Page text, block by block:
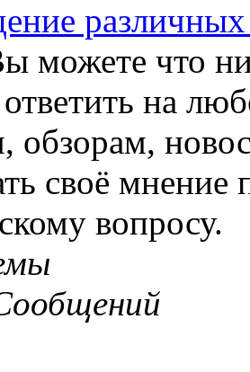
можете что
на
обзорам,
своё
вопросу.